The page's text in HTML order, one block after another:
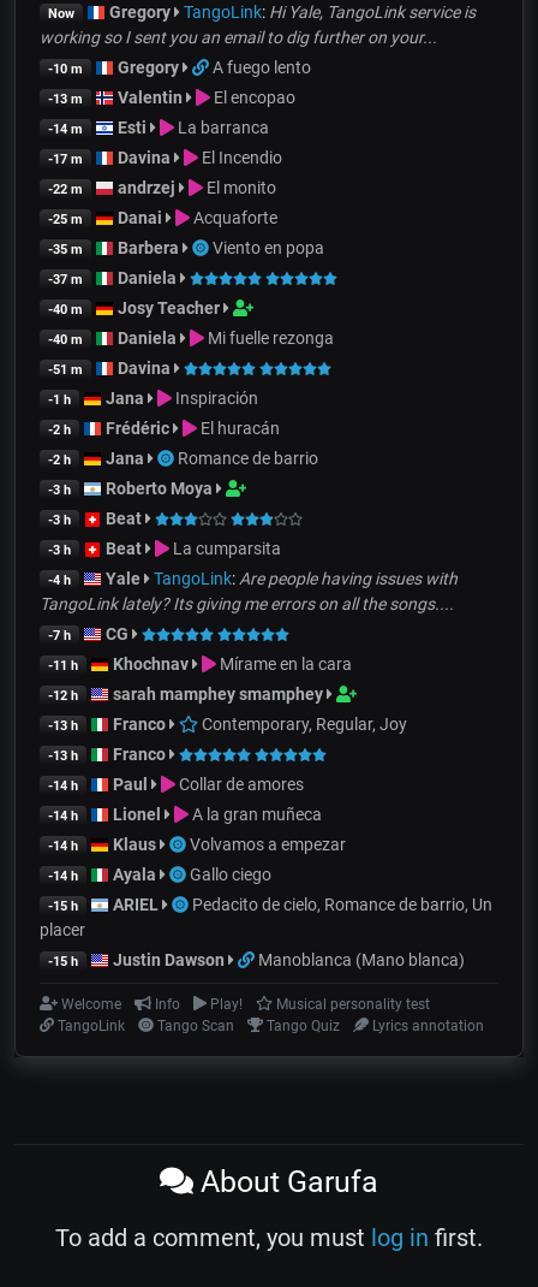
Now Gregory TangoLink: Hi Yale, TangoLink service is
working so I sent you an email to dig further on your...
-10 m Gregory A fuego lento
-13 m Valentin El encopao
-14 m Esti La barranca
-17 m Davina El Incendio
-22 m andrzej El monito
-25 m Danai Acquaforte
-35 m Barbera Viento en popa
-37 m Daniela
-40 m Josy Teacher
-40 m Daniela Mi fuelle rezonga
-51 m Davina
-1 h Jana Inspiración
-2 h Frédéric El huracán
-2 h Jana Romance de barrio
-3 h Roberto Moya
-3 h Beat
-3 h Beat La cumparsita
-4 h Yale TangoLink: Are people having issues with
TangoLink lately? Its giving me errors on all the songs....
-7 h CG
-11 h Khochnav Mírame en la cara
-12 h sarah mamphey smamphey
-13 h Franco Contemporary, Regular, Joy
-13 h Franco
-14 h Paul Collar de amores
-14 h Lionel A la gran muñeca
-14 h Klaus Volvamos a empezar
-14 h Ayala Gallo ciego
-15 h ARIEL
Pedacito de cielo, Romance de barrio, Un
placer
-15 h Justin Dawson Manoblanca (Mano blanca)
Welcome Info Play!
Musical personality test
TangoLink
Tango Scan Tango Quiz Lyrics annotation
About Garufa
To add a comment, you must log in first.